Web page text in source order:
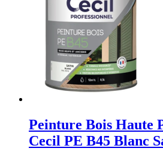
Peinture Bois Haute
Cecil PE B45 Blanc